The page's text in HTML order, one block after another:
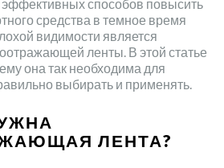
эффективных способов повысить
средства в темное время
видимости является
ленты. В этой статье
она так необходима для
выбирать и применять.
ЛЕНТА?